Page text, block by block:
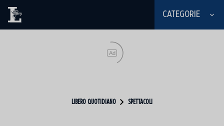
CATEGORIE
Ad
LIBERO QUOTIDIANO SPETTACOLI